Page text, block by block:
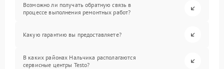
Возможно ли получать обратную связь в
процессе выполнения ремонтных работ?
Какую гарантию вы предоставляете?
В каких районах Нальчика располагаются
сервисные центры Testo?